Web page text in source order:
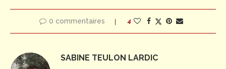
0 commentaires 4
SABINE TEULON LARDIC